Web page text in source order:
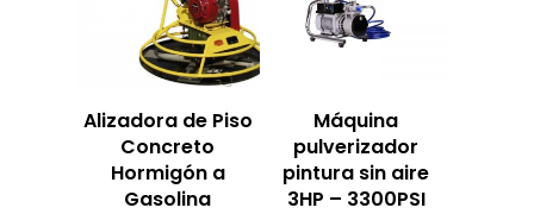
Alizadora de Piso
Concreto
Hormigón a
Gasolina
Máquina
pulverizador
pintura sin aire
3HP – 3300PSI